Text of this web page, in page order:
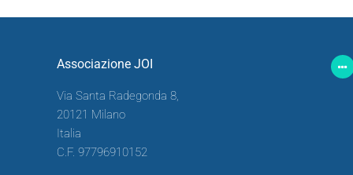
Associazione JOI
Via Santa Radegonda 8,
20121 Milano
Italia
C.F. 97796910152